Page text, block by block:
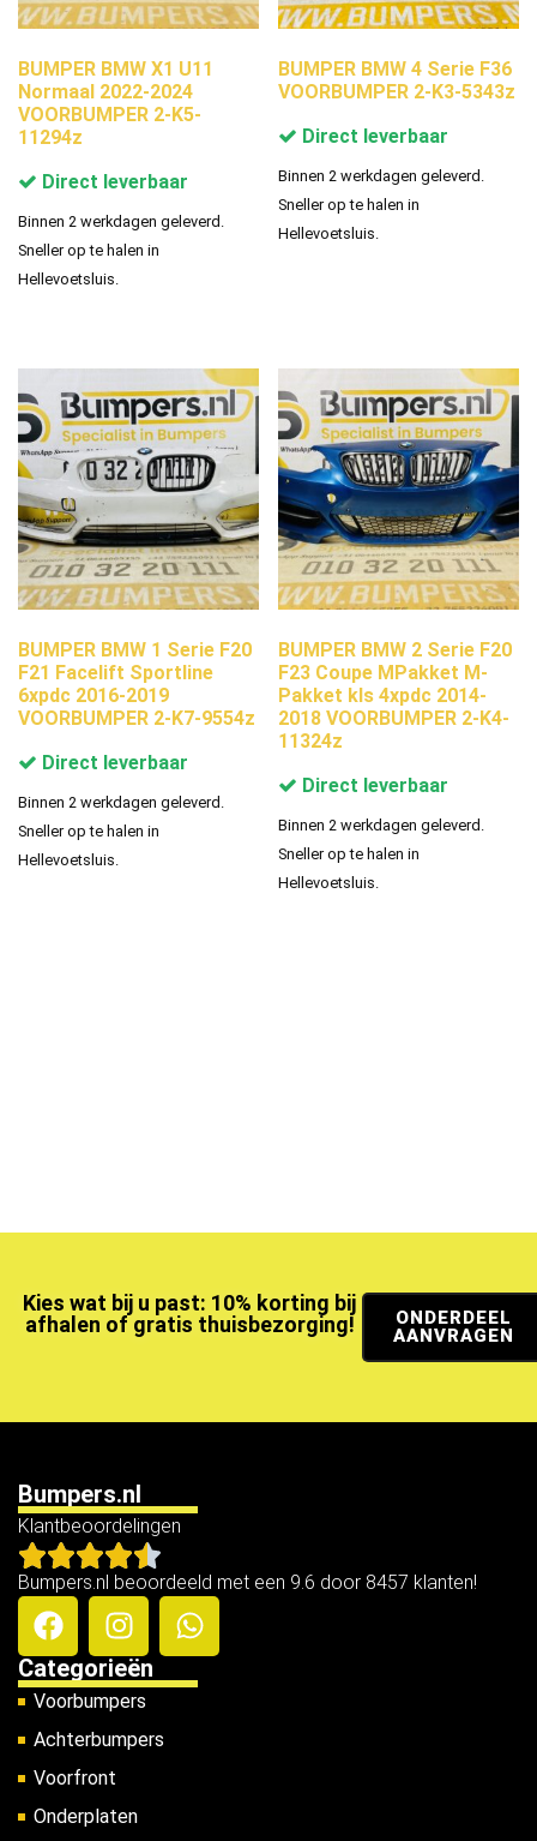
BUMPER BMW X1 U11
Normaal 2022-2024
VOORBUMPER 2-K5-
11294z
Direct leverbaar
Binnen 2 werkdagen geleverd.
Sneller op te halen in
Hellevoetsluis.
BUMPER BMW 4 Serie F36
VOORBUMPER 2-K3-5343z
Direct leverbaar
Binnen 2 werkdagen geleverd.
Sneller op te halen in
Hellevoetsluis.
BUMPER BMW 1 Serie F20
F21 Facelift Sportline
6xpdc 2016-2019
VOORBUMPER 2-K7-9554z
Direct leverbaar
Binnen 2 werkdagen geleverd.
Sneller op te halen in
Hellevoetsluis.
BUMPER BMW 2 Serie F20
F23 Coupe MPakket M-
Pakket kls 4xpdc 2014-
2018 VOORBUMPER 2-K4-
11324z
Direct leverbaar
Binnen 2 werkdagen geleverd.
Sneller op te halen in
Hellevoetsluis.
Kies wat bij u past: 10% korting bij
afhalen of gratis thuisbezorging!
ONDERDEEL
AANVRAGEN
Bumpers.nl
Klantbeoordelingen
Bumpers.nl beoordeeld met een 9.6 door 8457 klanten!
Categorieën
Voorbumpers
Achterbumpers
Voorfront
Onderplaten